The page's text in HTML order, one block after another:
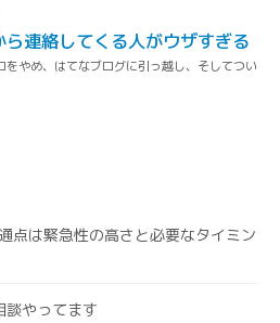
点は緊急性の高さと必要なタイミン
談やってます